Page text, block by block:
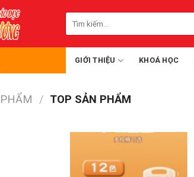
kiếm:
GIỚI THIỆU KHOÁ HỌC
/ TOP SẢN PHẨM